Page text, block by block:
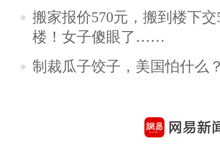
搬家报价570元，搬到楼下
楼！女子傻眼了……
制裁瓜子饺子，美国怕什么